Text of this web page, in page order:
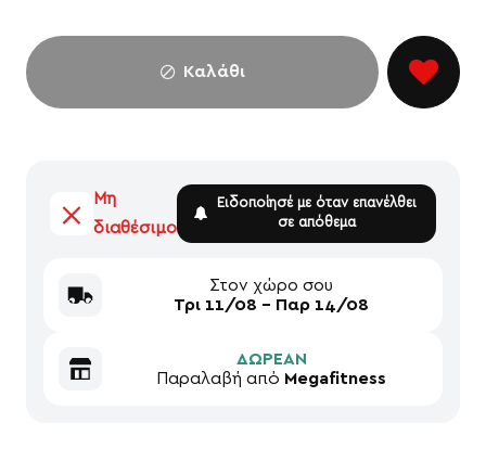
Καλάθι
Μη
διαθέσιμο
Ειδοποίησέ με όταν επανέλθει
σε απόθεμα
Στον χώρο σου
Τρι 11/08 - Παρ 14/08
ΔΩΡΕΑΝ
Παραλαβή από Megafitness